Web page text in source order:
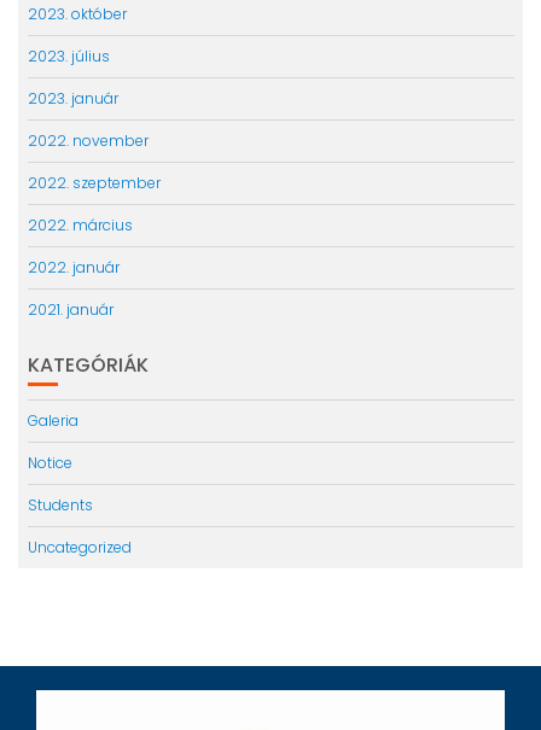
2023. október
2023. július
2023. január
2022. november
2022. szeptember
2022. március
2022. január
2021. január
KATEGÓRIÁK
Galeria
Notice
Students
Uncategorized